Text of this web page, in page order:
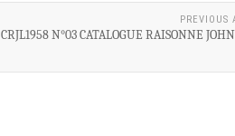
PREVIOUS
CRJL1958 N°03 CATALOGUE RAISONNE